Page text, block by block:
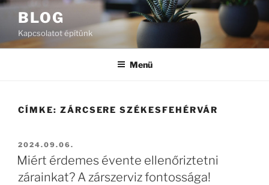
Tartalomhoz
BLOG
Kapcsolatot építünk
Menü
CÍMKE: ZÁRCSERE SZÉKESFEHÉRVÁR
BEKÜLDVE:
2024.09.06.
Miért érdemes évente ellenőriztetni
zárainkat? A zárszerviz fontossága!